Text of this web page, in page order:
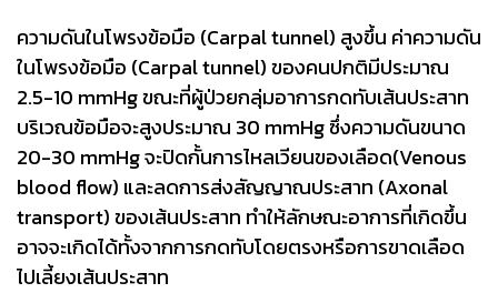
ความดันในโพรงข้อมือ (Carpal tunnel) สูงขึ้น ค่าความดัน
ในโพรงข้อมือ (Carpal tunnel) ของคนปกติมีประมาณ
2.5-10 mmHg ขณะที่ผู้ป่วยกลุ่มอาการกดทับเส้นประสาท
บริเวณข้อมือจะสูงประมาณ 30 mmHg ซึ่งความดันขนาด
20-30 mmHg จะปิดกั้นการไหลเวียนของเลือด(Venous
blood flow) และลดการส่งสัญญาณประสาท (Axonal
transport) ของเส้นประสาท ทำให้ลักษณะอาการที่เกิดขึ้น
อาจจะเกิดได้ทั้งจากการกดทับโดยตรงหรือการขาดเลือด
ไปเลี้ยงเส้นประสาท